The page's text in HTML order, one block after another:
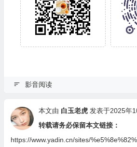
影音阅读
本文由 白玉老虎 发表于2025年
转载请务必保留本文链接：
https://www.yadin.cn/sites/